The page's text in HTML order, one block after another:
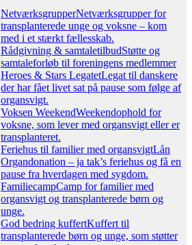
NetværksgrupperNetværksgrupper for
transplanterede unge og voksne – kom
med i et stærkt fællesskab.
Rådgivning & samtaletilbudStøtte og
samtaleforløb til foreningens medlemmer
Heroes & Stars LegatetLegat til danskere
der har fået livet sat på pause som følge af
organsvigt.
Voksen WeekendWeekendophold for
voksne, som lever med organsvigt eller er
transplanteret.
Feriehus til familier med organsvigtLån
Organdonation – ja tak’s feriehus og få en
pause fra hverdagen med sygdom.
FamiliecampCamp for familier med
organsvigt og transplanterede børn og
unge.
God bedring kuffertKuffert til
transplanterede børn og unge, som støtter